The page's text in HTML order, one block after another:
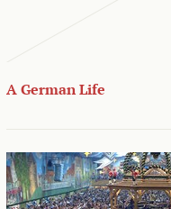
A German Life